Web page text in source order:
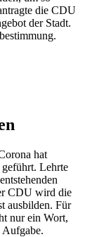
die CDU
der Stadt.
hat
Lehrte
CDU wird die
ausbilden. Für
nur ein Wort,
Aufgabe.